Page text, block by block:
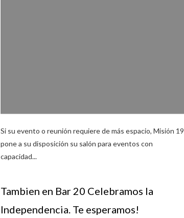
Si su evento o reunión requiere de más espacio, Misión 19
pone a su disposición su salón para eventos con
capacidad...
Tambien en Bar 20 Celebramos la
Independencia. Te esperamos!